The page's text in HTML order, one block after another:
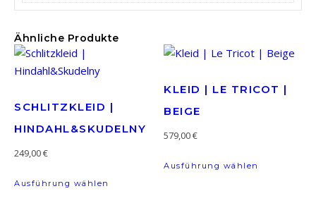
Ähnliche Produkte
SCHLITZKLEID |
HINDAHL&SKUDELNY
249,00€
Ausführung wählen
Dieses Produkt weist mehrere
KLEID | LE TRICOT |
BEIGE
579,00€
Ausführung wählen